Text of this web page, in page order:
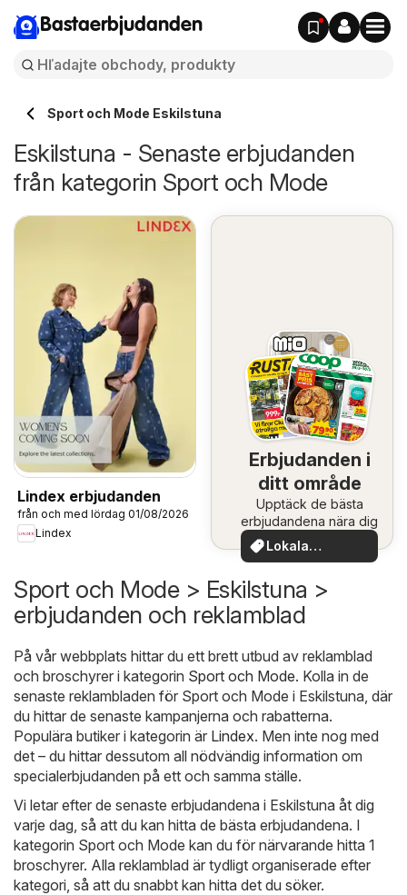
Bastaerbjudanden
Sport och Mode Eskilstuna
Eskilstuna - Senaste erbjudanden
från kategorin Sport och Mode
Lindex erbjudanden
från och med lördag 01/08/2026
Lindex
Erbjudanden i
ditt område
Upptäck de bästa
erbjudandena nära dig
Lokala
erbjudanden
Sport och Mode > Eskilstuna >
erbjudanden och reklamblad
På vår webbplats hittar du ett brett utbud av reklamblad
och broschyrer i kategorin Sport och Mode. Kolla in de
senaste reklambladen för Sport och Mode i Eskilstuna, där
du hittar de senaste kampanjerna och rabatterna.
Populära butiker i kategorin är Lindex. Men inte nog med
det – du hittar dessutom all nödvändig information om
specialerbjudanden på ett och samma ställe.
Vi letar efter de senaste erbjudandena i Eskilstuna åt dig
varje dag, så att du kan hitta de bästa erbjudandena. I
kategorin Sport och Mode kan du för närvarande hitta 1
broschyrer. Alla reklamblad är tydligt organiserade efter
kategori, så att du snabbt kan hitta det du söker.